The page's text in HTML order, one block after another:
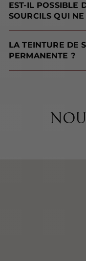
EST-IL POSSIBLE
SOURCILS QUI
LA TEINTURE DE
PERMANENTE ?